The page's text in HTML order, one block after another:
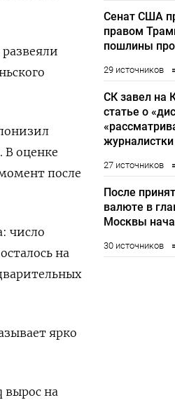
В оценке
после
число
на
ярко
вырос на